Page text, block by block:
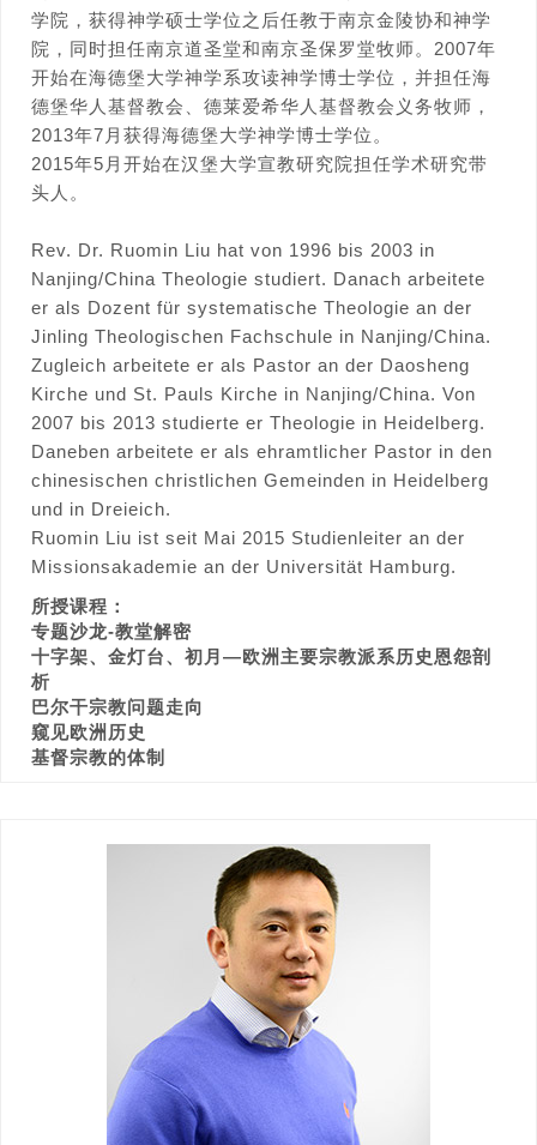
学院，获得神学硕士学位之后任教于南京金陵协和神学
院，同时担任南京道圣堂和南京圣保罗堂牧师。2007年
开始在海德堡大学神学系攻读神学博士学位，并担任海
德堡华人基督教会、德莱爱希华人基督教会义务牧师，
2013年7月获得海德堡大学神学博士学位。
2015年5月开始在汉堡大学宣教研究院担任学术研究带
头人。
Rev. Dr. Ruomin Liu hat von 1996 bis 2003 in
Nanjing/China Theologie studiert. Danach arbeitete
er als Dozent für systematische Theologie an der
Jinling Theologischen Fachschule in Nanjing/China.
Zugleich arbeitete er als Pastor an der Daosheng
Kirche und St. Pauls Kirche in Nanjing/China. Von
2007 bis 2013 studierte er Theologie in Heidelberg.
Daneben arbeitete er als ehramtlicher Pastor in den
chinesischen christlichen Gemeinden in Heidelberg
und in Dreieich.
Ruomin Liu ist seit Mai 2015 Studienleiter an der
Missionsakademie an der Universität Hamburg.
所授课程：
专题沙龙-教堂解密
十字架、金灯台、初月—欧洲主要宗教派系历史恩怨剖
析
巴尔干宗教问题走向
窥见欧洲历史
基督宗教的体制